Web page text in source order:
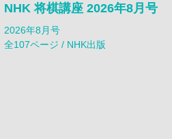
NHK 将棋講座 2026年8月号
2026年8月号
全107ページ / NHK出版